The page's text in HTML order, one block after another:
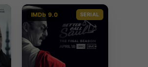
IMDb 9.0 SERIAL